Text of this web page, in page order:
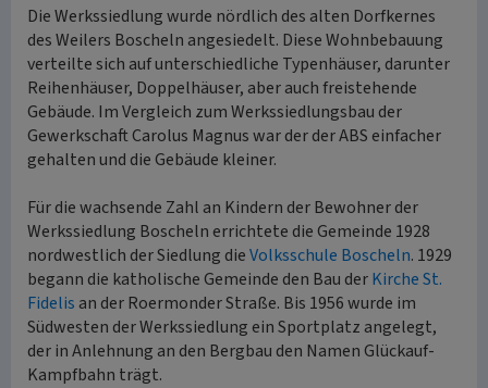
Die Werkssiedlung wurde nördlich des alten Dorfkernes
des Weilers Boscheln angesiedelt. Diese Wohnbebauung
verteilte sich auf unterschiedliche Typenhäuser, darunter
Reihenhäuser, Doppelhäuser, aber auch freistehende
Gebäude. Im Vergleich zum Werkssiedlungsbau der
Gewerkschaft Carolus Magnus war der der ABS einfacher
gehalten und die Gebäude kleiner.
Für die wachsende Zahl an Kindern der Bewohner der
Werkssiedlung Boscheln errichtete die Gemeinde 1928
nordwestlich der Siedlung dieVolksschule Boscheln. 1929
begann die katholische Gemeinde den Bau derKirche St.
Fidelis an der Roermonder Straße. Bis 1956 wurde im
Südwesten der Werkssiedlung ein Sportplatz angelegt,
der in Anlehnung an den Bergbau den Namen Glückauf-
Kampfbahn trägt.